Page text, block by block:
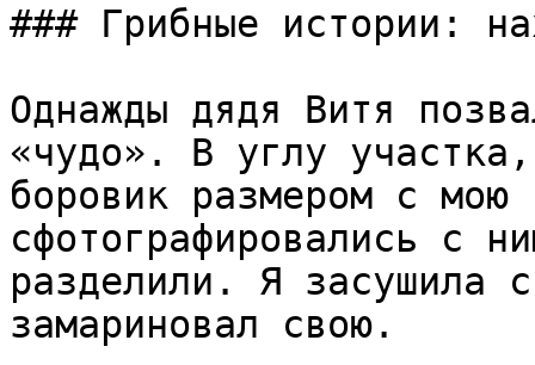
### Грибные истории:
Однажды дядя Витя
«чудо». В углу
боровик размером с
сфотографировались с
разделили. Я засушила
замариновал свою.